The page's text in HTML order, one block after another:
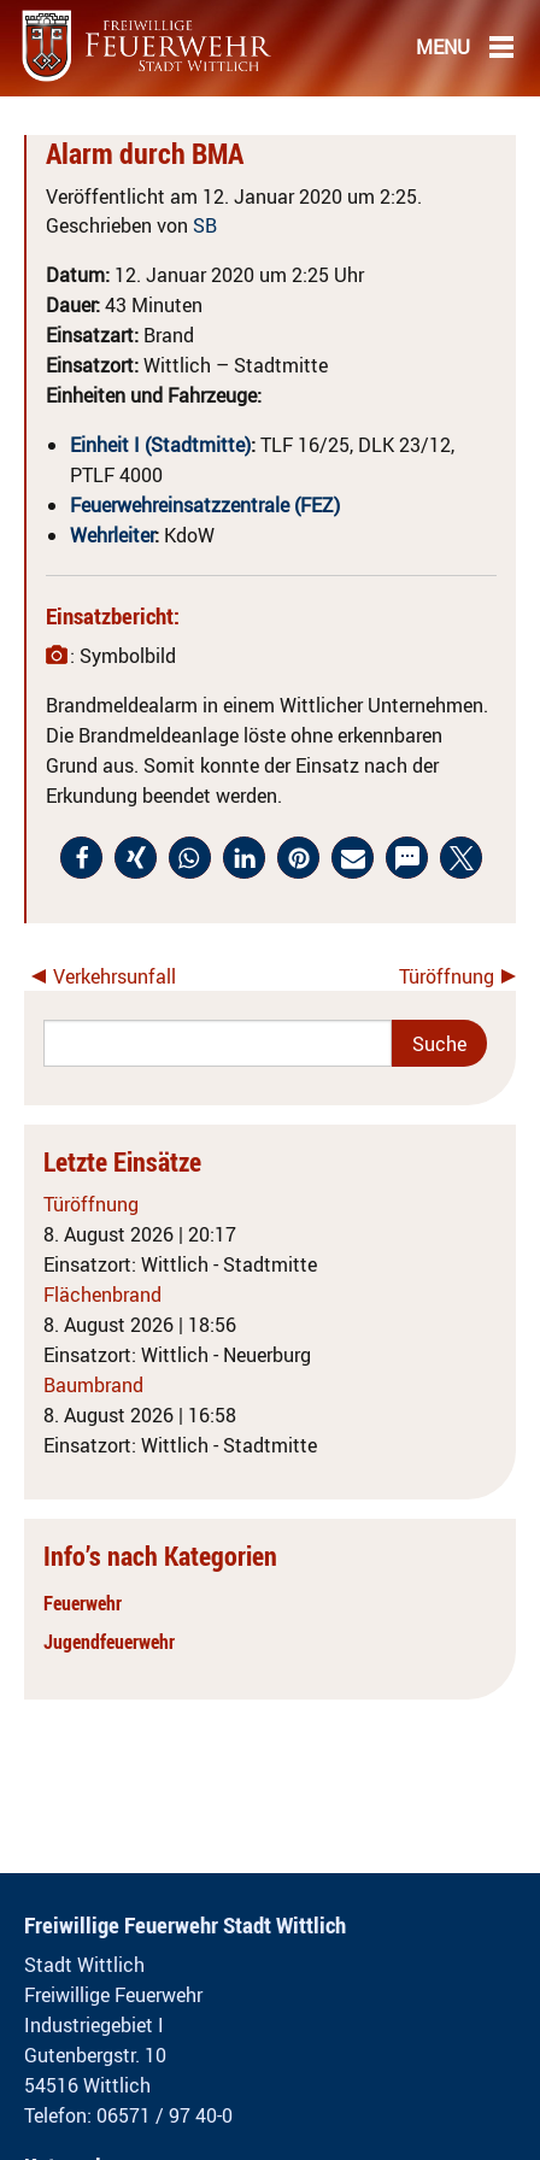
Alarm durch BMA
Veröffentlicht am 12. Januar 2020 um 2:25.
Geschrieben von SB
Datum: 12. Januar 2020 um 2:25 Uhr
Dauer:43 Minuten
Einsatzart: Brand
Einsatzort:Wittlich – Stadtmitte
Einheiten und Fahrzeuge:
Einheit I (Stadtmitte):TLF 16/25, DLK 23/12,
PTLF 4000
Feuerwehreinsatzzentrale (FEZ)
Wehrleiter: KdoW
Einsatzbericht:
: Symbolbild
Brandmeldealarm in einem Wittlicher Unternehmen.
Die Brandmeldeanlage löste ohne erkennbaren
Grund aus. Somit konnte der Einsatz nach der
Erkundung beendet werden.
Verkehrsunfall Türöffnung
Letzte Einsätze
Türöffnung
8. August 2026 | 20:17
Einsatzort: Wittlich - Stadtmitte
Flächenbrand
8. August 2026 | 18:56
Einsatzort: Wittlich - Neuerburg
Baumbrand
8. August 2026 | 16:58
Einsatzort: Wittlich - Stadtmitte
Info’s nach Kategorien
Feuerwehr
Jugendfeuerwehr
Freiwillige Feuerwehr Stadt Wittlich
Stadt Wittlich
Freiwillige Feuerwehr
Industriegebiet I
Gutenbergstr. 10
54516 Wittlich
Telefon: 06571 / 97 40-0